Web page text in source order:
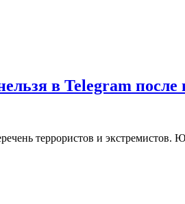
в Telegram
террористов и экстремистов.